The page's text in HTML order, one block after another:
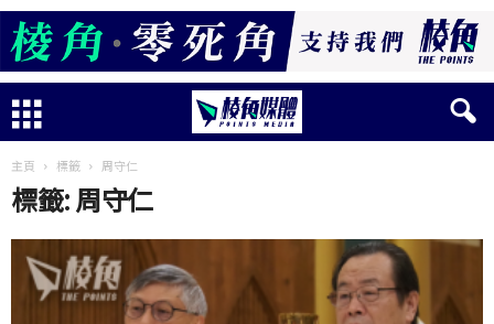
主頁 標籤 周守仁
標籤: 周守仁